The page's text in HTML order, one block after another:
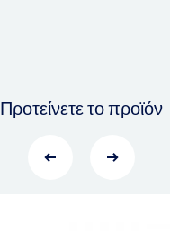
Προτείνετε το προϊόν